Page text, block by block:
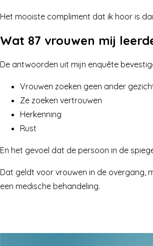
Het mooiste compliment dat ik hoor is
Wat 87 vrouwen mij
De antwoorden uit mijn enquête
Vrouwen zoeken geen ander
Ze zoeken vertrouwen
Herkenning
Rust
En het gevoel dat de persoon in de
Dat geldt voor vrouwen in de overgang,
een medische behandeling.